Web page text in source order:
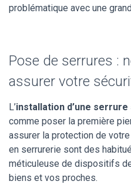
problématique avec une
Pose de serrures :
assurer votre
L’installation d’une serrure
comme poser la première
assurer la protection de
en serrurerie sont des
méticuleuse de dispositifs
biens et vos proches.